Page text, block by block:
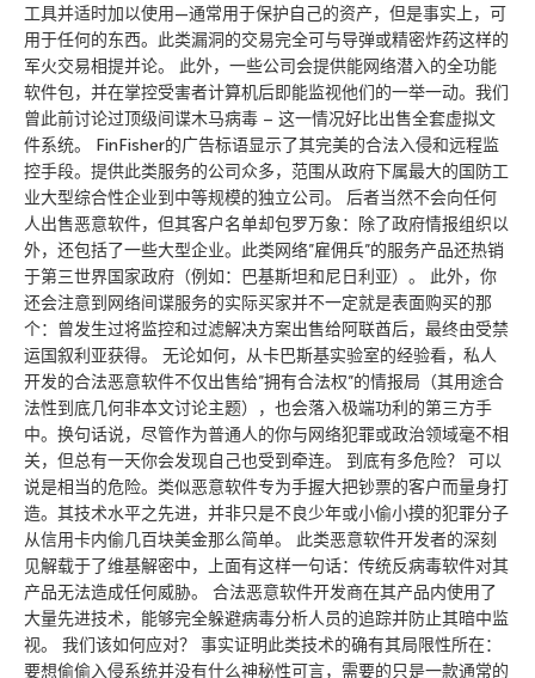
工具并适时加以使用—通常用于保护自己的资产，但是事实上，可
用于任何的东西。此类漏洞的交易完全可与导弹或精密炸药这样的
军火交易相提并论。 此外，一些公司会提供能网络潜入的全功能
软件包，并在掌控受害者计算机后即能监视他们的一举一动。我们
曾此前讨论过顶级间谍木马病毒 – 这一情况好比出售全套虚拟文
件系统。 FinFisher的广告标语显示了其完美的合法入侵和远程监
控手段。提供此类服务的公司众多，范围从政府下属最大的国防工
业大型综合性企业到中等规模的独立公司。 后者当然不会向任何
人出售恶意软件，但其客户名单却包罗万象：除了政府情报组织以
外，还包括了一些大型企业。此类网络”雇佣兵”的服务产品还热销
于第三世界国家政府（例如：巴基斯坦和尼日利亚）。 此外，你
还会注意到网络间谍服务的实际买家并不一定就是表面购买的那
个：曾发生过将监控和过滤解决方案出售给阿联酋后，最终由受禁
运国叙利亚获得。 无论如何，从卡巴斯基实验室的经验看，私人
开发的合法恶意软件不仅出售给”拥有合法权”的情报局（其用途合
法性到底几何非本文讨论主题），也会落入极端功利的第三方手
中。换句话说，尽管作为普通人的你与网络犯罪或政治领域毫不相
关，但总有一天你会发现自己也受到牵连。 到底有多危险？ 可以
说是相当的危险。类似恶意软件专为手握大把钞票的客户而量身打
造。其技术水平之先进，并非只是不良少年或小偷小摸的犯罪分子
从信用卡内偷几百块美金那么简单。 此类恶意软件开发者的深刻
见解载于了维基解密中，上面有这样一句话：传统反病毒软件对其
产品无法造成任何威胁。 合法恶意软件开发商在其产品内使用了
大量先进技术，能够完全躲避病毒分析人员的追踪并防止其暗中监
视。 我们该如何应对？ 事实证明此类技术的确有其局限性所在：
要想偷偷入侵系统并没有什么神秘性可言，需要的只是一款通常的